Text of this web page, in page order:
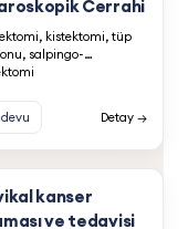
Cerrahi
kistektomi, tüp
salpingo-
Detay →
kanser
ve tedavisi